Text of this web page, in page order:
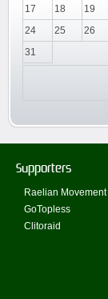
17
18 19
24
25 26
31
Supporters
Raelian Movement
GoTopless
Clitoraid